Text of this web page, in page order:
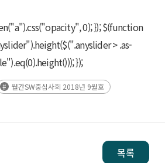
0); }); $(function
> .as-
});
월간SW중심사회 2018년 9월호
목록